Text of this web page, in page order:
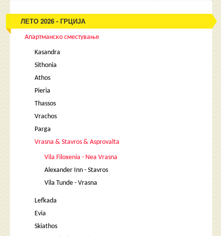
ЛЕТО 2026 - ГРЦИЈА
Апартманско сместување
Kasandra
Sithonia
Athos
Pieria
Thassos
Vrachos
Parga
Vrasna & Stavros & Asprovalta
Vila Filoxenia - Nea Vrasna
Alexander Inn - Stavros
Vila Tunde - Vrasna
Lefkada
Evia
Skiathos